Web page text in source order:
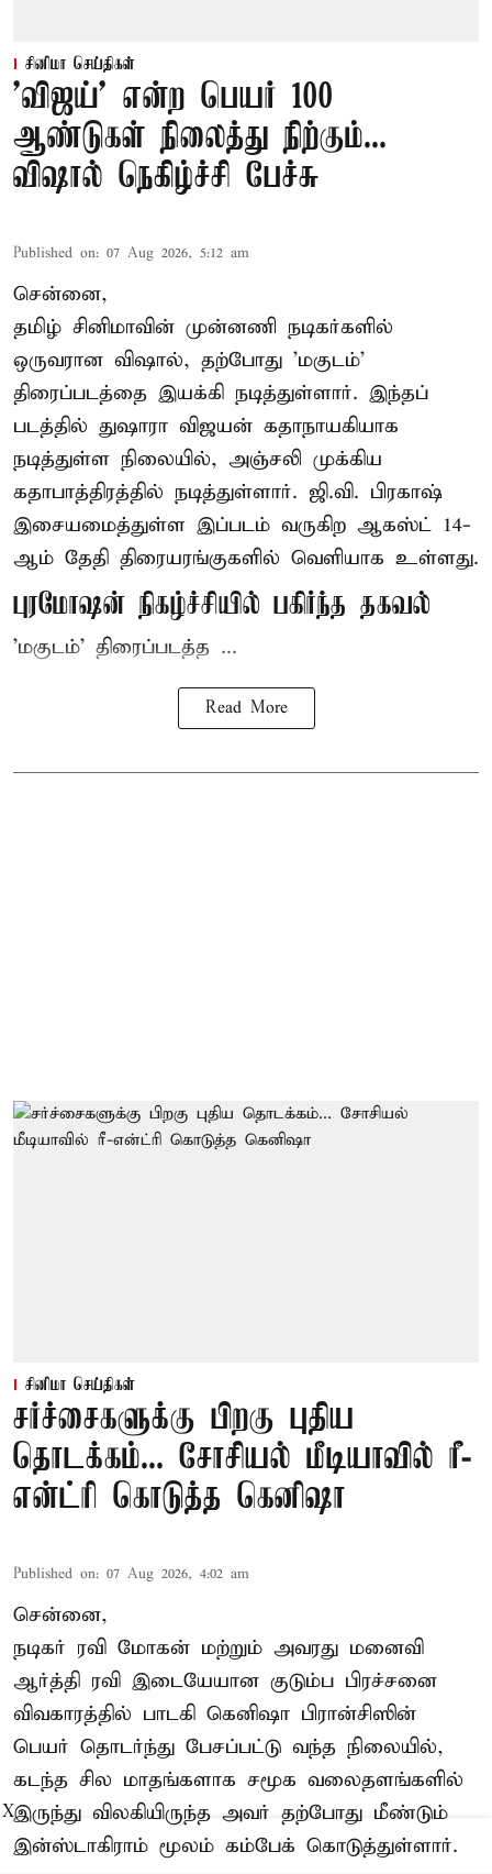
சினிமா செய்திகள்
'விஜய்' என்ற பெயர் 100
ஆண்டுகள் நிலைத்து நிற்கும்...
விஷால் நெகிழ்ச்சி பேச்சு
Published on: 07 Aug 2026, 5:12 am
சென்னை,
தமிழ் சினிமாவின் முன்னணி நடிகர்களில்
ஒருவரான விஷால், தற்போது 'மகுடம்'
திரைப்படத்தை இயக்கி நடித்துள்ளார். இந்தப்
படத்தில் துஷாரா விஜயன் கதாநாயகியாக
நடித்துள்ள நிலையில், அஞ்சலி முக்கிய
கதாபாத்திரத்தில் நடித்துள்ளார். ஜி.வி. பிரகாஷ்
இசையமைத்துள்ள இப்படம் வருகிற ஆகஸ்ட் 14-
ஆம் தேதி திரையரங்குகளில் வெளியாக உள்ளது.
புரமோஷன் நிகழ்ச்சியில் பகிர்ந்த தகவல்
'மகுடம்' திரைப்படத்த ...
Read More
சினிமா செய்திகள்
சர்ச்சைகளுக்கு பிறகு புதிய
தொடக்கம்... சோசியல் மீடியாவில் ரீ-
என்ட்ரி கொடுத்த கெனிஷா
Published on: 07 Aug 2026, 4:02 am
சென்னை,
நடிகர் ரவி மோகன் மற்றும் அவரது மனைவி
ஆர்த்தி ரவி இடையேயான குடும்ப பிரச்சனை
விவகாரத்தில் பாடகி கெனிஷா பிரான்சிஸின்
பெயர் தொடர்ந்து பேசப்பட்டு வந்த நிலையில்,
கடந்த சில மாதங்களாக சமூக வலைதளங்களில்
இருந்து விலகியிருந்த அவர் தற்போது மீண்டும்
இன்ஸ்டாகிராம் மூலம் கம்பேக் கொடுத்துள்ளார்.
X